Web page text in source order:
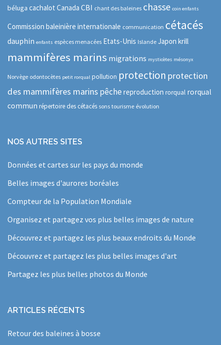
béluga cachalot Canada CBI chant des baleines chasse coin enfants
Commission baleinière internationale communication cétacés
dauphin enfants espèces menacées Etats-Unis Islande Japon krill
mammifères marins migrations mysticètes mésonyx
Norvège odontocètes petit rorqual pollution protection protection
des mammifères marins pêche reproduction rorqual rorqual
commun répertoire des cétacés sons tourisme évolution
NOS AUTRES SITES
Données et cartes sur les pays du monde
Belles images d'aurores boréales
Compteur de la Population Mondiale
Organisez et partagez vos plus belles images de nature
Découvrez et partagez les plus beaux endroits du Monde
Découvrez et partagez les plus belles images d'art
Partagez les plus belles photos du Monde
ARTICLES RÉCENTS
Retour des baleines à bosse